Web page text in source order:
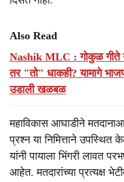
Also Read
Nashik MLC : गोकुळ गीते
तर "तो" धाकही? यामागे
उडाली खळबळ
महाविकास आघाडीने
प्रश्न या निमित्ताने
यांनी पायाला भिंगरी लावत
आहेत. मतदारांच्या प्रत्यक्ष